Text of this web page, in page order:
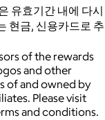
유효기간 내에 다시
현금, 신용카드로 추
of the rewards
and other
of and owned by
Please visit
and conditions.